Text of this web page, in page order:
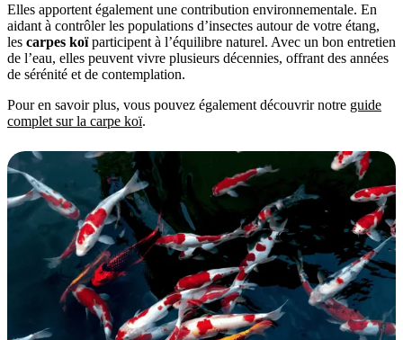
Elles apportent également une contribution environnementale. En
aidant à contrôler les populations d’insectes autour de votre étang,
les carpes koïparticipent à l’équilibre naturel. Avec un bon entretien
de l’eau, elles peuvent vivre plusieurs décennies, offrant des années
de sérénité et de contemplation.
Pour en savoir plus, vous pouvez également découvrir notre guide
complet sur la carpe koï.